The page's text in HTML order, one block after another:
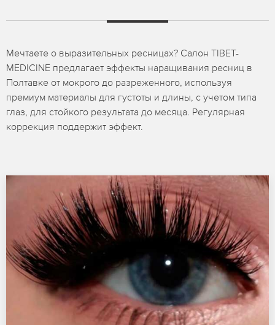
Мечтаете о выразительных ресницах? Салон TIBET-
MEDICINE предлагает эффекты наращивания ресниц в
Полтавке от мокрого до разреженного, используя
премиум материалы для густоты и длины, с учетом типа
глаз, для стойкого результата до месяца. Регулярная
коррекция поддержит эффект.